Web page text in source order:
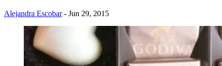
Alejandra Escobar - Jun 29, 2015